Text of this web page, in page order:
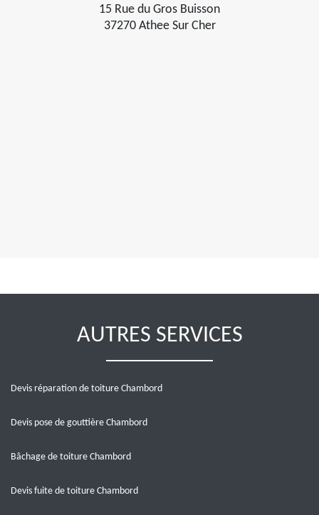
15 Rue du Gros Buisson
37270 Athee Sur Cher
AUTRES SERVICES
Devis réparation de toiture Chambord
Devis pose de gouttière Chambord
Bâchage de toiture Chambord
Devis fuite de toiture Chambord